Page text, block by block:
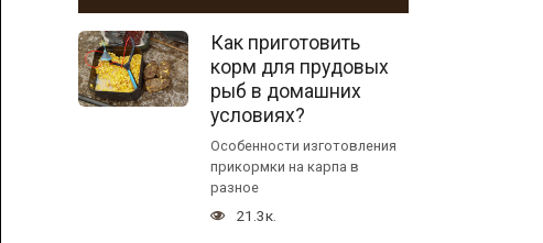
Как приготовить
корм для прудовых
рыб в домашних
условиях?
Особенности изготовления
прикормки на карпа в
разное
21.3к.